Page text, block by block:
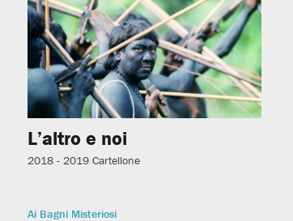
L’altro e noi
2018 - 2019 Cartellone
Ai Bagni Misteriosi